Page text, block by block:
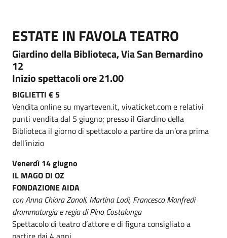
ESTATE IN FAVOLA TEATRO
Giardino della Biblioteca, Via San Bernardino
12
Inizio spettacoli ore 21.00
BIGLIETTI € 5
Vendita online su myarteven.it, vivaticket.com e relativi
punti vendita dal 5 giugno; presso il Giardino della
Biblioteca il giorno di spettacolo a partire da un’ora prima
dell’inizio
Venerdì 14 giugno
IL MAGO DI OZ
FONDAZIONE AIDA
con Anna Chiara Zanoli, Martina Lodi, Francesco Manfredi
drammaturgia e regia di Pino Costalunga
Spettacolo di teatro d’attore e di figura consigliato a